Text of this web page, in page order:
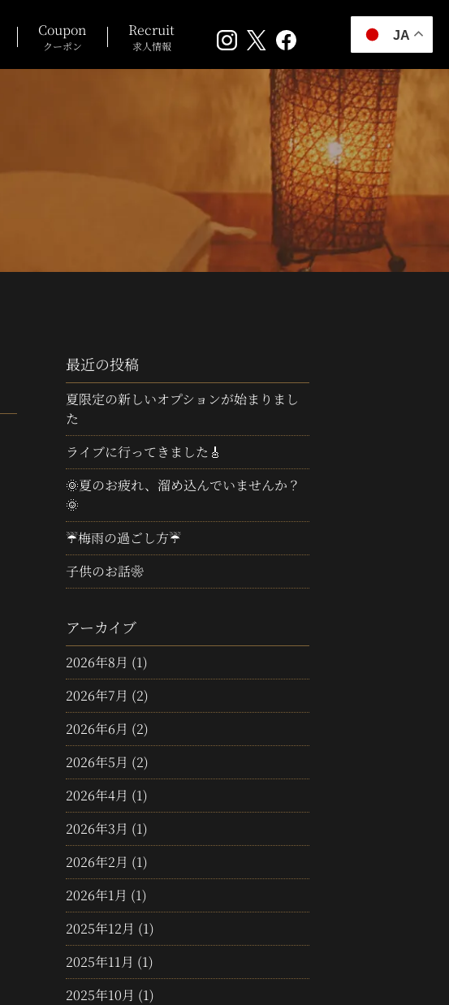
Coupon
クーポン
Recruit
求人情報
最近の投稿
夏限定の新しいオプションが始まりまし
た
ライブに行ってきました🎸
🌞夏のお疲れ、溜め込んでいませんか？
🌞
☔梅雨の過ごし方☔
子供のお話❀
アーカイブ
2026年8月 (1)
2026年7月 (2)
2026年6月 (2)
2026年5月 (2)
2026年4月 (1)
2026年3月 (1)
2026年2月 (1)
2026年1月 (1)
2025年12月 (1)
2025年11月 (1)
2025年10月 (1)
JA